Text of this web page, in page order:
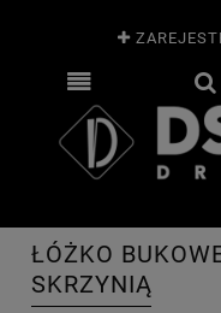
ŁÓŻKO
SKRZYNIĄ